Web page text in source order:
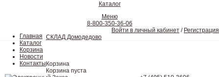
Каталог
Меню
8-800-350-36-06
Главная
Каталог
Корзина
Новости
Контакты
Войти в личный кабинет / Регистрация
СКЛАД Домодедово
Корзина
Корзина пуста